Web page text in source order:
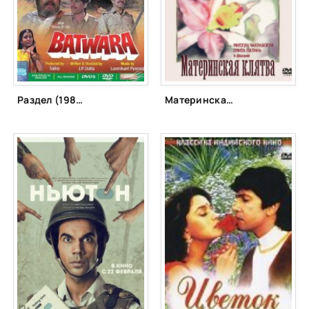
Раздел (1989) Материнская клятва (1984)